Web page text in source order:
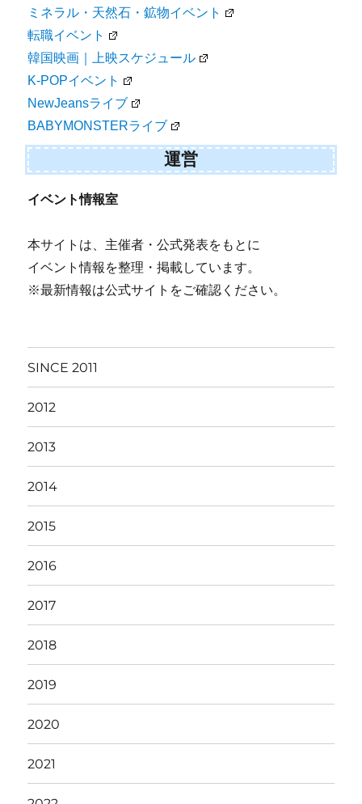
ミネラル・天然石・鉱物イベント
転職イベント
韓国映画｜上映スケジュール
K-POPイベント
NewJeansライブ
BABYMONSTERライブ
運営
イベント情報室
本サイトは、主催者・公式発表をもとに
イベント情報を整理・掲載しています。
※最新情報は公式サイトをご確認ください。
SINCE 2011
2012
2013
2014
2015
2016
2017
2018
2019
2020
2021